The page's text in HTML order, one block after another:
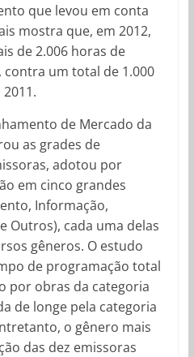
que levou em conta
mostra que, em 2012,
de 2.006 horas de
um total de 1.000
de Mercado da
as grades de
adotou por
em cinco grandes
Informação,
Outros), cada uma delas
gêneros. O estudo
de programação total
por obras da categoria
de longe pela categoria
o gênero mais
das dez emissoras